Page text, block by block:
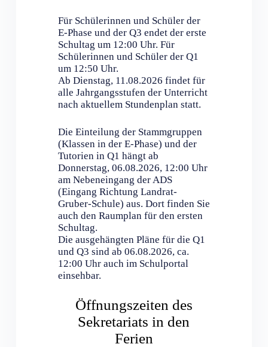
Für Schülerinnen und Schüler der
E-Phase und der Q3 endet der erste
Schultag um 12:00 Uhr. Für
Schülerinnen und Schüler der Q1
um 12:50 Uhr.
Ab Dienstag, 11.08.2026 findet für
alle Jahrgangsstufen der Unterricht
nach aktuellem Stundenplan statt.
Die Einteilung der Stammgruppen
(Klassen in der E-Phase) und der
Tutorien in Q1 hängt ab
Donnerstag, 06.08.2026, 12:00 Uhr
am Nebeneingang der ADS
(Eingang Richtung Landrat-
Gruber-Schule) aus. Dort finden Sie
auch den Raumplan für den ersten
Schultag.
Die ausgehängten Pläne für die Q1
und Q3 sind ab 06.08.2026, ca.
12:00 Uhr auch im Schulportal
einsehbar.
Öffnungszeiten des
Sekretariats in den
Ferien